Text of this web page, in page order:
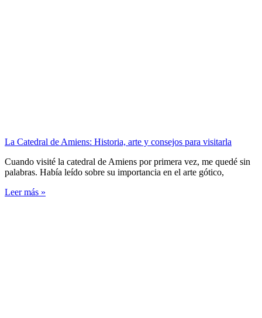
La Catedral de Amiens: Historia, arte y consejos para visitarla
Cuando visité la catedral de Amiens por primera vez, me quedé sin
palabras. Había leído sobre su importancia en el arte gótico,
Leer más »